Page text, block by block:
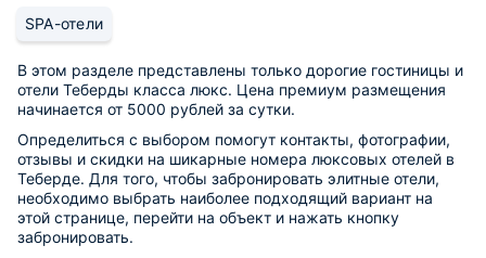
SPA-отели
В этом разделе представлены только дорогие гостиницы и
отели Теберды класса люкс. Цена премиум размещения
начинается от 5000 рублей за сутки.
Определиться с выбором помогут контакты, фотографии,
отзывы и скидки на шикарные номера люксовых отелей в
Теберде. Для того, чтобы забронировать элитные отели,
необходимо выбрать наиболее подходящий вариант на
этой странице, перейти на объект и нажать кнопку
забронировать.